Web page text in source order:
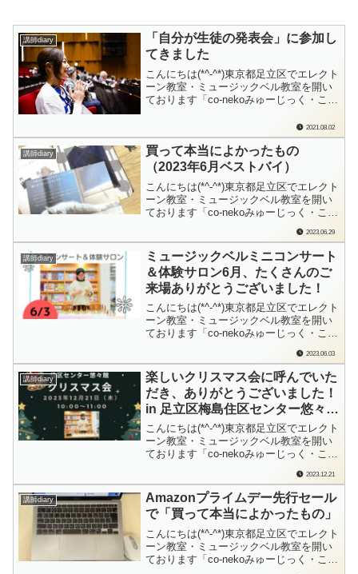
講師diary
「自分が生徒の発表会」に参加し
てきました
こんにちは(*^-^*)東京都足立区でエレクト
ーン教室・ミュージックベル教室を開い
ております「co-nekoみゅーじっく・こね
す。私も、生徒の立場な場面がありま
す。自分のスキルアップもまだまだして
いきたいし、指導する立場であっても、
いつでも「生徒さんの気持ち」を忘れ...
2021.08.02
講師diary
買って本当によかったもの
（2023年6月ベストバイ）
こんにちは(*^-^*)東京都足立区でエレクト
ーン教室・ミュージックベル教室を開い
ております「co-nekoみゅーじっく・こね
す。毎月恒例となりましたこのブログ。
買って「本当に」よかったもの、ご紹介
させてください♪改訂版お待ちしておりま
した！「STAGEA ELS-...
2023.06.29
講師diary
ミュージックベルミニコンサート
＆体験サロン6月、たくさんのご
来場ありがとうございました！
こんにちは(*^-^*)東京都足立区でエレクト
ーン教室・ミュージックベル教室を開い
ております「co-nekoみゅーじっく・こね
す。大雨が通り過ぎて…お天気回復！し
た午後。たくさんの方が足を運んでくだ
さいました。ありがとうございました！
ケロたんがミュージックベルミニコ...
2023.06.03
講師diary
楽しいクリスマス会に呼んでいた
だき、ありがとうございました！
in 足立区梅島住区センター悠々館
さま
こんにちは(*^-^*)東京都足立区でエレクト
ーン教室・ミュージックベル教室を開い
ております「co-nekoみゅーじっく・こね
す。本当に楽しい会に呼んでいただき、
ありがとうございました！はじめまし
て！な「足立区梅島住区センター悠々
館」さんの「クリスマス会」にて、ミ
ュ...
2023.12.21
講師diary
Amazonプライムデー先行セール
で「買って本当によかったもの」
こんにちは(*^-^*)東京都足立区でエレクト
ーン教室・ミュージックベル教室を開い
ております「co-nekoみゅーじっく・こね